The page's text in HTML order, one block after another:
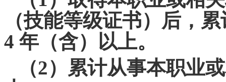
（技能等级证书）后，
4 年（含）以上。
（2）累计从事本职业